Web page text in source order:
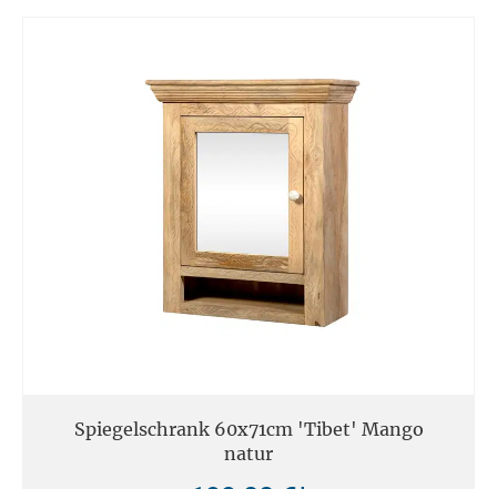
Spiegelschrank 60x71cm 'Tibet' Mango
natur